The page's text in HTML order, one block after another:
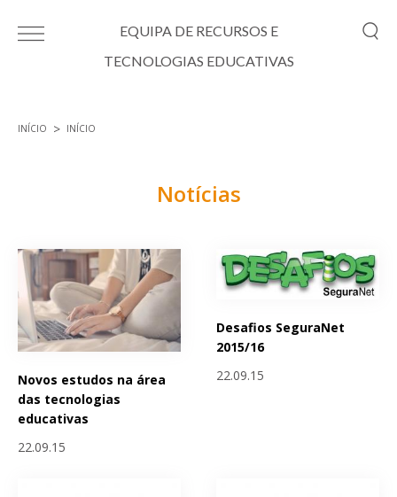
EQUIPA DE RECURSOS E
TECNOLOGIAS EDUCATIVAS
INÍCIO INÍCIO
Notícias
Novos estudos na área
das tecnologias
educativas
22.09.15
Desafios SeguraNet
2015/16
22.09.15
Páginas